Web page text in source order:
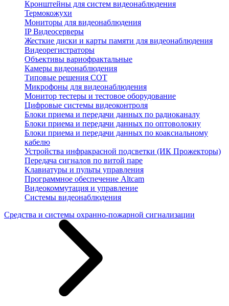
Кронштейны для систем видеонаблюдения
Термокожухи
Мониторы для видеонаблюдения
IP Видеосерверы
Жесткие диски и карты памяти для видеонаблюдения
Видеорегистраторы
Объективы вариофрактальные
Камеры видеонаблюдения
Типовые решения СОТ
Микрофоны для видеонаблюдения
Монитор тестеры и тестовое оборудование
Цифровые системы видеоконтроля
Блоки приема и передачи данных по радиоканалу
Блоки приема и передачи данных по оптоволокну
Блоки приема и передачи данных по коаксиальному
кабелю
Устройства инфракрасной подсветки (ИК Прожекторы)
Передача сигналов по витой паре
Клавиатуры и пульты управления
Программное обеспечение Altcam
Видеокоммутация и управление
Системы видеонаблюдения
Средства и системы охранно-пожарной сигнализации